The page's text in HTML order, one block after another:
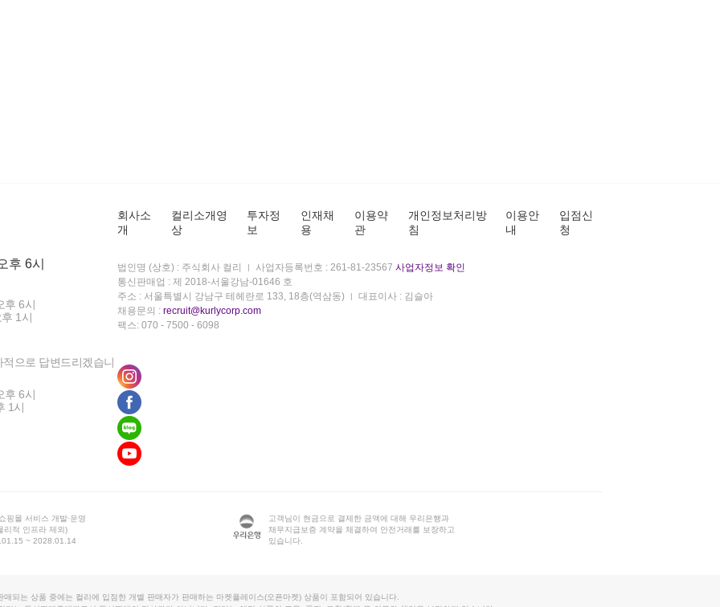
후 6시
후 6시
1시
으로 답변드리겠습니
후 6시
1시
회사소
개
컬리소개영
상
투자정
보
인재채
용
이용약
관
개인정보처리방
침
이용안
내
입점신
청
법인명 (상호) : 주식회사 컬리 사업자등록번호 : 261-81-23567 사업자정보 확인
통신판매업 : 제 2018-서울강남-01646 호
주소 : 서울특별시 강남구 테헤란로 133, 18층(역삼동)
대표이사 : 김슬아
채용문의 : recruit@kurlycorp.com
팩스: 070 - 7500 - 6098
핑몰 서비스 개발·운영
리적 인프라 제외)
~ 2028.01.14
고객님이 현금으로 결제한 금액에 대해 우리은행과
채무지급보증 계약을 체결하여 안전거래를 보장하고
있습니다.
매되는 상품 중에는 컬리에 입점한 개별 판매자가 판매하는 마켓플레이스(오픈마켓) 상품이 포함되어 있습니다.